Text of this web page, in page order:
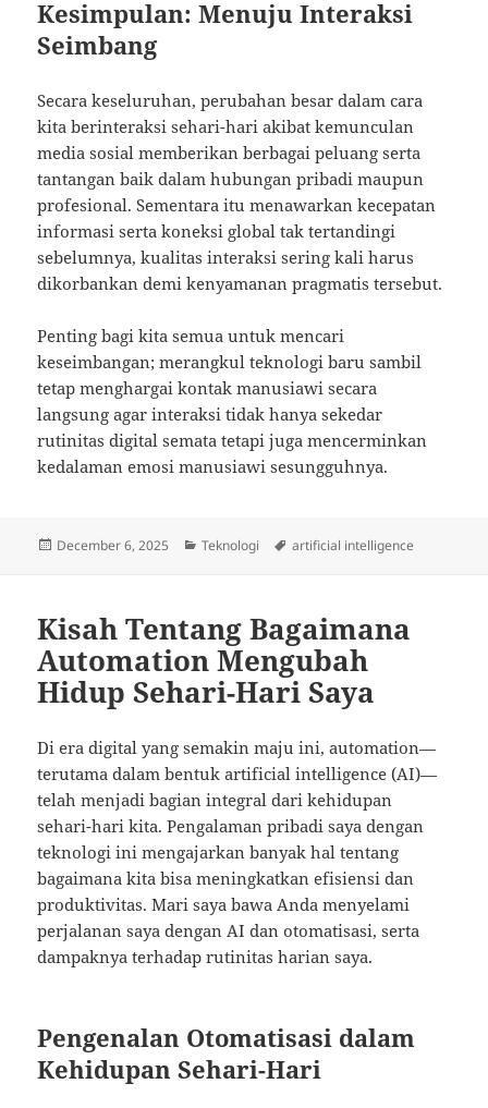
Kesimpulan: Menuju Interaksi
Seimbang
Secara keseluruhan, perubahan besar dalam cara
kita berinteraksi sehari-hari akibat kemunculan
media sosial memberikan berbagai peluang serta
tantangan baik dalam hubungan pribadi maupun
profesional. Sementara itu menawarkan kecepatan
informasi serta koneksi global tak tertandingi
sebelumnya, kualitas interaksi sering kali harus
dikorbankan demi kenyamanan pragmatis tersebut.
Penting bagi kita semua untuk mencari
keseimbangan; merangkul teknologi baru sambil
tetap menghargai kontak manusiawi secara
langsung agar interaksi tidak hanya sekedar
rutinitas digital semata tetapi juga mencerminkan
kedalaman emosi manusiawi sesungguhnya.
Posted
December 6, 2025 Categories
Teknologi Tags
artificial intelligence
Kisah Tentang Bagaimana
Automation Mengubah
Hidup Sehari-Hari Saya
Di era digital yang semakin maju ini, automation—
terutama dalam bentuk artificial intelligence (AI)—
telah menjadi bagian integral dari kehidupan
sehari-hari kita. Pengalaman pribadi saya dengan
teknologi ini mengajarkan banyak hal tentang
bagaimana kita bisa meningkatkan efisiensi dan
produktivitas. Mari saya bawa Anda menyelami
perjalanan saya dengan AI dan otomatisasi, serta
dampaknya terhadap rutinitas harian saya.
Pengenalan Otomatisasi dalam
Kehidupan Sehari-Hari